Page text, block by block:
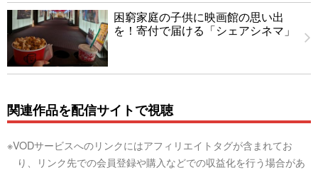
困窮家庭の子供に映画館の思い出
を！寄付で届ける「シェアシネマ」
関連作品を配信サイトで視聴
※VODサービスへのリンクにはアフィリエイトタグが含まれてお
り、リンク先での会員登録や購入などでの収益化を行う場合があ